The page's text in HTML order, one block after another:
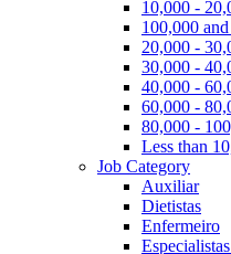
10,000 -
100,000
20,000 -
30,000 -
40,000 -
60,000 -
80,000 -
Less than
Job Category
Auxiliar
Dietistas
Enfermeiro